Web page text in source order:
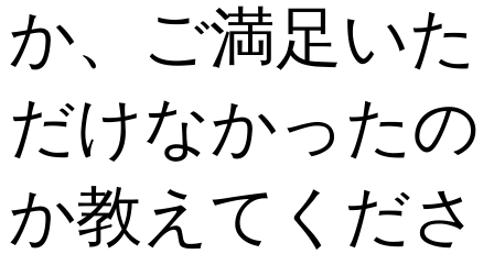
か、ご満足いた
だけなかったの
か教えてくださ